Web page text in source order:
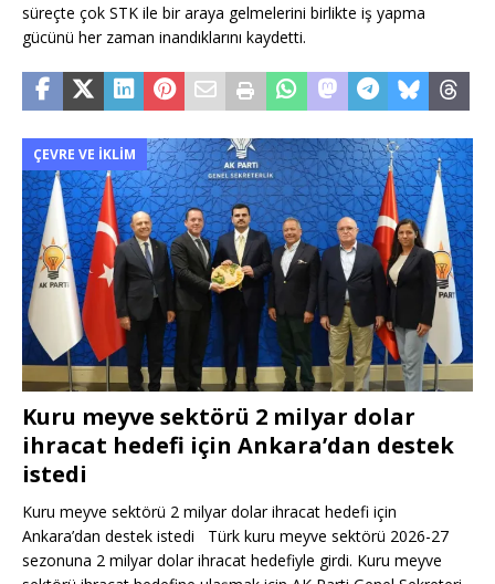
süreçte çok STK ile bir araya gelmelerini birlikte iş yapma
gücünü her zaman inandıklarını kaydetti.
ÇEVRE VE İKLIM
Kuru meyve sektörü 2 milyar dolar
ihracat hedefi için Ankara’dan destek
istedi
Kuru meyve sektörü 2 milyar dolar ihracat hedefi için
Ankara’dan destek istedi Türk kuru meyve sektörü 2026-27
sezonuna 2 milyar dolar ihracat hedefiyle girdi. Kuru meyve